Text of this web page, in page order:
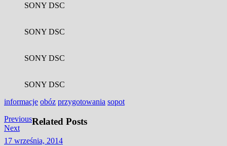
SONY DSC
SONY DSC
SONY DSC
SONY DSC
informacje obóz przygotowania sopot
Nawigacja
wpisu
PreviousPrevious
post:
NextNext
post:
Related Posts
17 września, 201417